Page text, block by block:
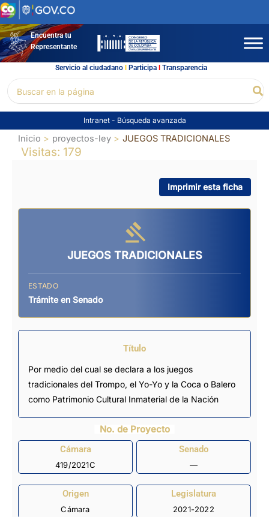
Ir
al
contenidoEncuentra tu
Representante
Servicio al ciudadano l Participal Transparencia
por:
Intranet - Búsqueda avanzada
Inicio proyectos-ley JUEGOS TRADICIONALES
Visitas: 179
Imprimir esta ficha
JUEGOS TRADICIONALES
ESTADO
Trámite en Senado
Título
Por medio del cual se declara a los juegos
tradicionales del Trompo, el Yo-Yo y la Coca o Balero
como Patrimonio Cultural Inmaterial de la Nación
No. de Proyecto
Cámara
419/2021C
Senado
—
Origen
Cámara
Legislatura
2021-2022